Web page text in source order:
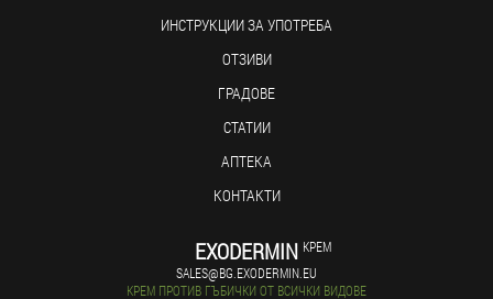
ИНСТРУКЦИИ ЗА УПОТРЕБА
ОТЗИВИ
ГРАДОВЕ
СТАТИИ
АПТЕКА
КОНТАКТИ
EXODERMIN КРЕМ
SALES@BG.EXODERMIN.EU
КРЕМ ПРОТИВ ГЪБИЧКИ ОТ ВСИЧКИ ВИДОВЕ